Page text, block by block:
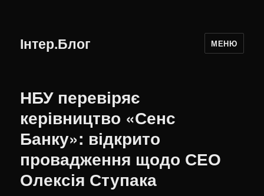
Інтер.Блог МЕНЮ
НБУ перевіряє
керівництво «Сенс
Банку»: відкрито
провадження щодо СЕО
Олексія Ступака